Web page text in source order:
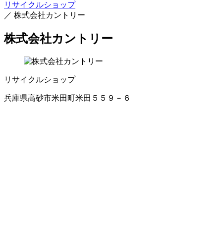
リサイクルショップ
／ 株式会社カントリー
株式会社カントリー
リサイクルショップ
兵庫県高砂市米田町米田５５９－６